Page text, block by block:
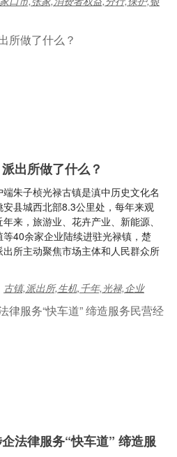
出所做了什么？
朱子桢光禄古镇是滇中历史文化名
县城西北部8.3公里处，每年来观
来，旅游业、花卉产业、新能源、
40余家企业陆续进驻光禄镇，楚
所主动聚焦市场主体和人民群众所
古镇,派出所,生机,千年,光禄,企业
法律服务“快车道” 缔造服